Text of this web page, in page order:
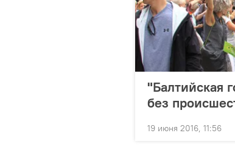
"Балтийская
без
19 июня 2016, 11:56